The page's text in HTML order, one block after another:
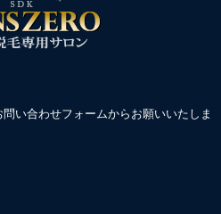
い合わせフォームからお願いいたしま